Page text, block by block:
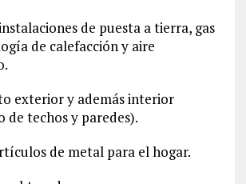
de puesta a tierra, gas
de calefacción y aire
exterior y además interior
de techos y paredes).
de metal para el hogar.